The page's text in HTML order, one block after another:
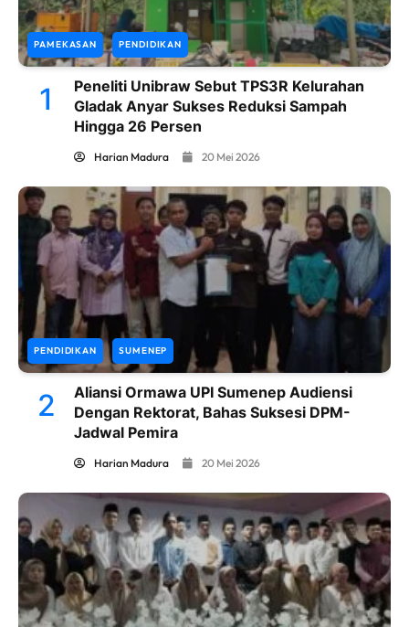
PAMEKASAN PENDIDIKAN
1
Peneliti Unibraw Sebut TPS3R Kelurahan
Gladak Anyar Sukses Reduksi Sampah
Hingga 26 Persen
Harian Madura 20 Mei 2026
PENDIDIKAN SUMENEP
2
Aliansi Ormawa UPI Sumenep Audiensi
Dengan Rektorat, Bahas Suksesi DPM-
Jadwal Pemira
Harian Madura 20 Mei 2026